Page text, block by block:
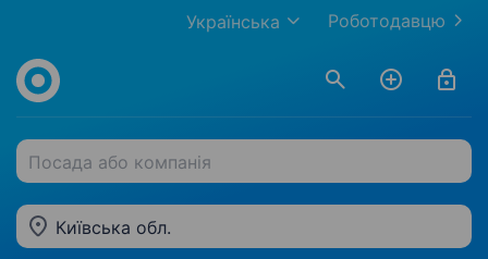
Роботодавцю
Українська
Посада або компанія
Київська обл.